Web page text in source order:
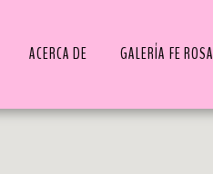
ACERCA DE GALERÍA FE ROSA